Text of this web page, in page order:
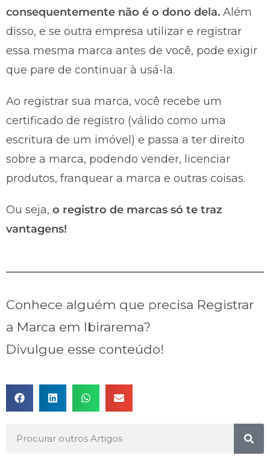
consequentemente não é o dono dela. Além
disso, e se outra empresa utilizar e registrar
essa mesma marca antes de você, pode exigir
que pare de continuar à usá-la.
Ao registrar sua marca, você recebe um
certificado de registro (válido como uma
escritura de um imóvel) e passa a ter direito
sobre a marca, podendo vender, licenciar
produtos, franquear a marca e outras coisas.
Ou seja, o registro de marcas só te traz
vantagens!
Conhece alguém que precisa Registrar
a Marca em Ibirarema?
Divulgue esse conteúdo!